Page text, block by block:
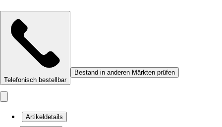
Telefonisch bestellbar
Bestand in anderen Märkten prüfen
Artikeldetails